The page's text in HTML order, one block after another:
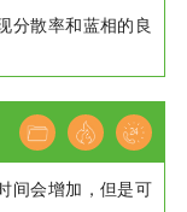
分散率和蓝相的良
间会增加，但是可